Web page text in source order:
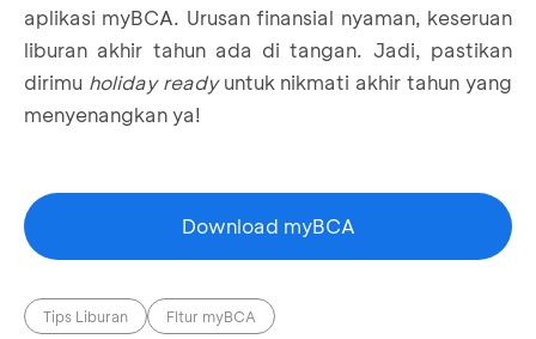
aplikasi myBCA. Urusan finansial nyaman, keseruan
liburan akhir tahun ada di tangan. Jadi, pastikan
dirimu holiday readyuntuk nikmati akhir tahun yang
menyenangkan ya!
Download myBCA
Tips Liburan FItur myBCA